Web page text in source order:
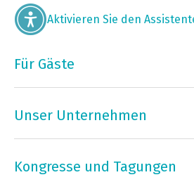
Aktivieren Sie den
Für Gäste
Unser Unternehmen
Kongresse und Tagungen